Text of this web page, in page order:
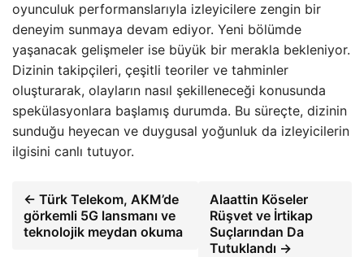
oyunculuk performanslarıyla izleyicilere zengin bir
deneyim sunmaya devam ediyor. Yeni bölümde
yaşanacak gelişmeler ise büyük bir merakla bekleniyor.
Dizinin takipçileri, çeşitli teoriler ve tahminler
oluşturarak, olayların nasıl şekilleneceği konusunda
spekülasyonlara başlamış durumda. Bu süreçte, dizinin
sunduğu heyecan ve duygusal yoğunluk da izleyicilerin
ilgisini canlı tutuyor.
← Türk Telekom, AKM’de
görkemli 5G lansmanı ve
teknolojik meydan okuma
Alaattin Köseler
Rüşvet ve İrtikap
Suçlarından Da
Tutuklandı →